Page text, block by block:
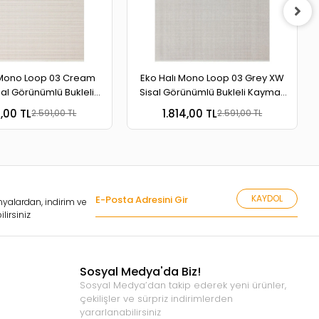
Loop 03 Cream
Görünümlü Bukleli
Yıkanabilir Halı
TL2.591,00 TL
Eko Halı Mono Loop 03 Grey XW
Sisal Görünümlü Bukleli Kaymaz
Tabanlı Yıkanabilir Halı
1.814,00 TL2.591,00 TL
indirim ve
KAYDOL
Sosyal Medya'da Biz!
Sosyal Medya’dan takip ederek yeni ürünler,
çekilişler ve sürpriz indirimlerden
yararlanabilirsiniz